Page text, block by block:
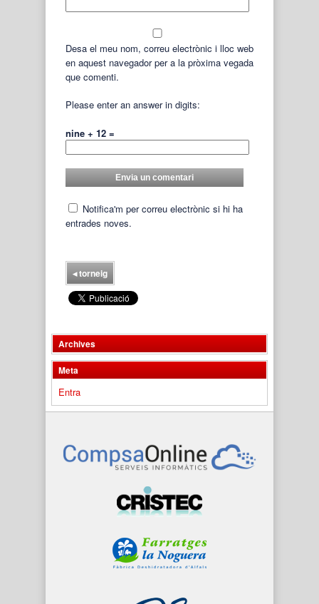
Desa el meu nom, correu electrònic i lloc web
en aquest navegador per a la pròxima vegada
que comenti.
Please enter an answer in digits:
nine + 12 =
Notifica'm per correu electrònic si hi ha
entrades noves.
◂torneig
Archives
Meta
Entra